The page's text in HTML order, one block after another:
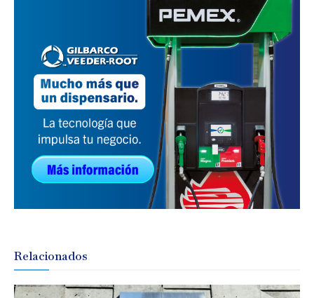
Relacionados